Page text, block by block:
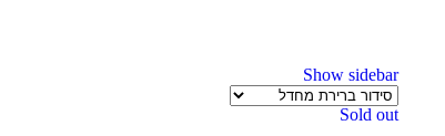
Show sidebar
Sold out